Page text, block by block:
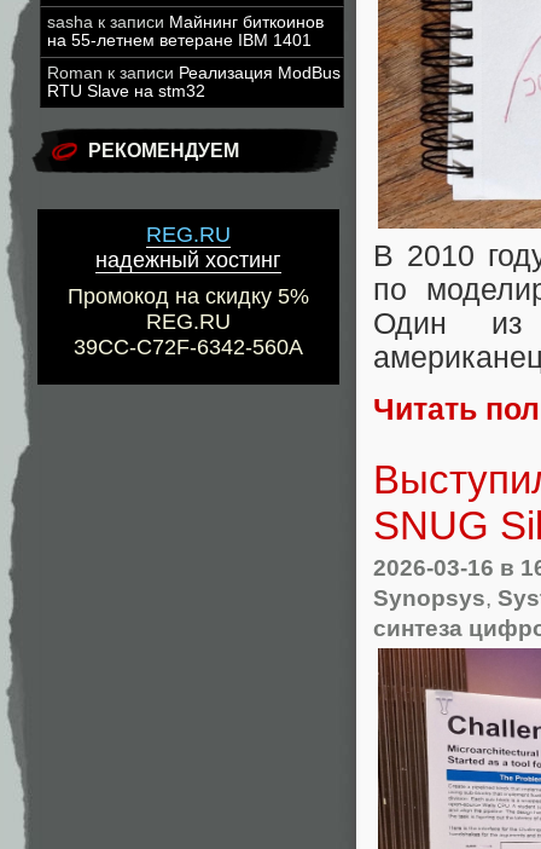
sasha к записи Майнинг биткоинов
на 55-летнем ветеране IBM 1401
Roman к записи Реализация ModBus
RTU Slave на stm32
РЕКОМЕНДУЕМ
REG.RU
надежный хостинг
Промокод на скидку 5%
REG.RU
39CC-C72F-6342-560A
В 2010
по
Один из
Читать
SNUG
2026-03-16 в
Synopsys,
синтеза